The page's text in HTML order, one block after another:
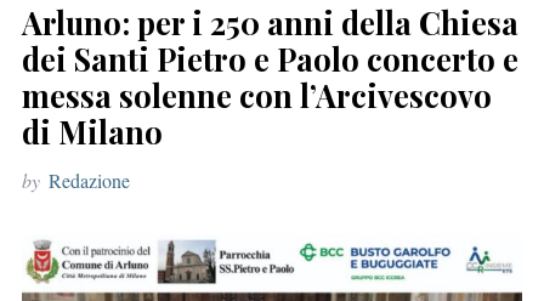
c
h
f
o
r
:
Arluno: per i 250 anni della Chiesa
dei Santi Pietro e Paolo concerto e
messa solenne con l’Arcivescovo
di Milano
by Redazione